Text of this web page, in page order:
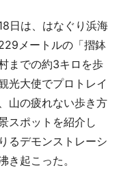
日は、はなぐり浜海
メートルの「摺鉢
までの約3キロを歩
光大使でプロトレイ
山の疲れない歩き方
スポットを紹介し
るデモンストレーシ
き起こった。